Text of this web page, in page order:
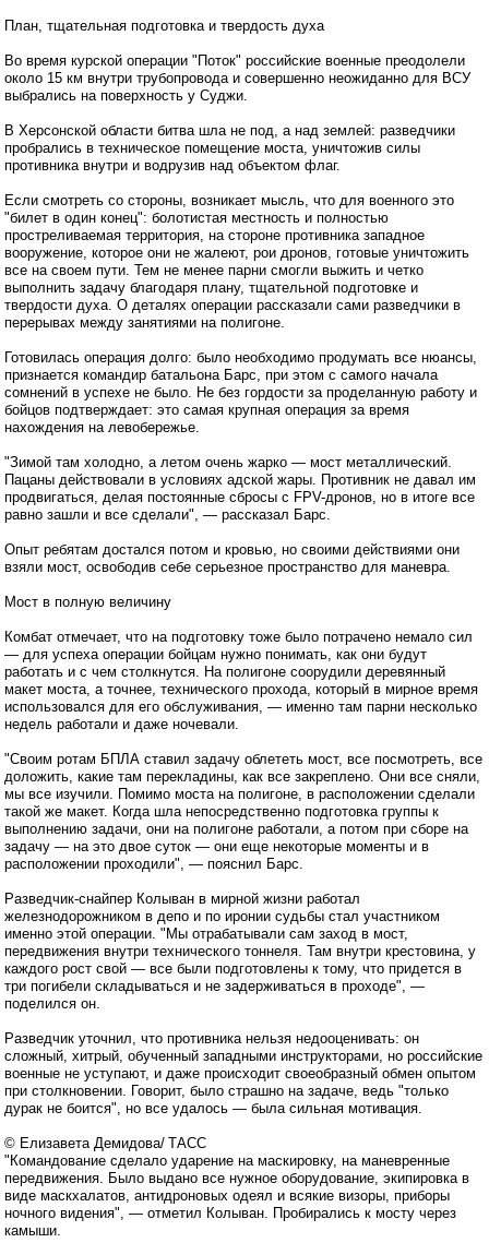
План, тщательная подготовка и твердость духа
Во время курской операции "Поток" российские военные преодолели
около 15 км внутри трубопровода и совершенно неожиданно для ВСУ
выбрались на поверхность у Суджи.
В Херсонской области битва шла не под, а над землей: разведчики
пробрались в техническое помещение моста, уничтожив силы
противника внутри и водрузив над объектом флаг.
Если смотреть со стороны, возникает мысль, что для военного это
"билет в один конец": болотистая местность и полностью
простреливаемая территория, на стороне противника западное
вооружение, которое они не жалеют, рои дронов, готовые уничтожить
все на своем пути. Тем не менее парни смогли выжить и четко
выполнить задачу благодаря плану, тщательной подготовке и
твердости духа. О деталях операции рассказали сами разведчики в
перерывах между занятиями на полигоне.
Готовилась операция долго: было необходимо продумать все нюансы,
признается командир батальона Барс, при этом с самого начала
сомнений в успехе не было. Не без гордости за проделанную работу и
бойцов подтверждает: это самая крупная операция за время
нахождения на левобережье.
"Зимой там холодно, а летом очень жарко — мост металлический.
Пацаны действовали в условиях адской жары. Противник не давал им
продвигаться, делая постоянные сбросы с FPV-дронов, но в итоге все
равно зашли и все сделали", — рассказал Барс.
Опыт ребятам достался потом и кровью, но своими действиями они
взяли мост, освободив себе серьезное пространство для маневра.
Мост в полную величину
Комбат отмечает, что на подготовку тоже было потрачено немало сил
— для успеха операции бойцам нужно понимать, как они будут
работать и с чем столкнутся. На полигоне соорудили деревянный
макет моста, а точнее, технического прохода, который в мирное время
использовался для его обслуживания, — именно там парни несколько
недель работали и даже ночевали.
"Своим ротам БПЛА ставил задачу облететь мост, все посмотреть, все
доложить, какие там перекладины, как все закреплено. Они все сняли,
мы все изучили. Помимо моста на полигоне, в расположении сделали
такой же макет. Когда шла непосредственно подготовка группы к
выполнению задачи, они на полигоне работали, а потом при сборе на
задачу — на это двое суток — они еще некоторые моменты и в
расположении проходили", — пояснил Барс.
Разведчик-снайпер Колыван в мирной жизни работал
железнодорожником в депо и по иронии судьбы стал участником
именно этой операции. "Мы отрабатывали сам заход в мост,
передвижения внутри технического тоннеля. Там внутри крестовина, у
каждого рост свой — все были подготовлены к тому, что придется в
три погибели складываться и не задерживаться в проходе", —
поделился он.
Разведчик уточнил, что противника нельзя недооценивать: он
сложный, хитрый, обученный западными инструкторами, но российские
военные не уступают, и даже происходит своеобразный обмен опытом
при столкновении. Говорит, было страшно на задаче, ведь "только
дурак не боится", но все удалось — была сильная мотивация.
© Елизавета Демидова/ ТАСС
"Командование сделало ударение на маскировку, на маневренные
передвижения. Было выдано все нужное оборудование, экипировка в
виде маскхалатов, антидроновых одеял и всякие визоры, приборы
ночного видения", — отметил Колыван. Пробирались к мосту через
камыши.